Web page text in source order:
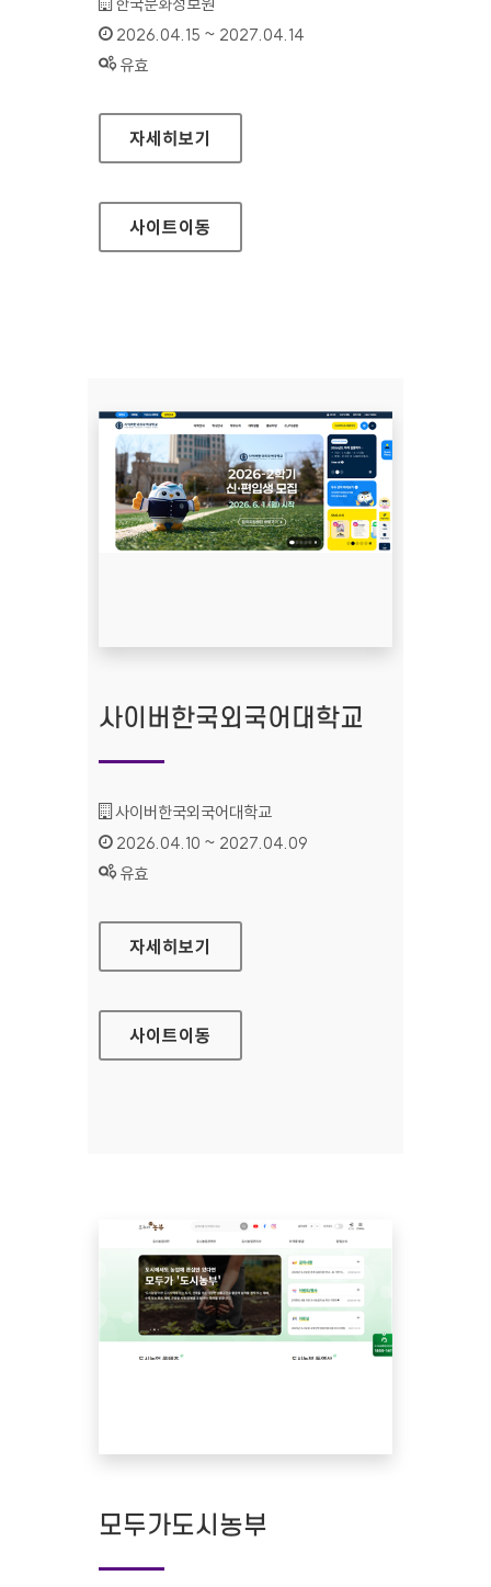
인증기간 :
2026.04.15 ~ 2027.04.14
상태 :
유효
지역문화통합정보시스템
자세히보기
사이트이동
사이버한국외국어대학교
기관명 :
사이버한국외국어대학교
인증기간 :
2026.04.10 ~ 2027.04.09
상태 :
유효
사이버한국외국어대학교
자세히보기
사이트이동
모두가도시농부